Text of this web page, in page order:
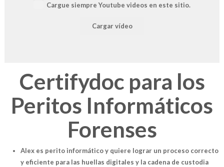
Cargue siempre Youtube videos en este sitio.
Cargar vídeo
Certifydoc para los
Peritos Informáticos
Forenses
Alex es perito informático y quiere lograr un proceso correcto
y eficiente para las huellas digitales y la cadena de custodia